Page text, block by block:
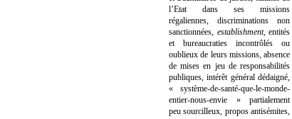
l’Etat dans ses missions
régaliennes, discriminations non
sanctionnées, establishment, entités
et bureaucraties incontrôlés ou
oublieux de leurs missions, absence
de mises en jeu de responsabilités
publiques, intérêt général dédaigné,
« système-de-santé-que-le-monde-
entier-nous-envie » partialement
peu sourcilleux, propos antisémites,